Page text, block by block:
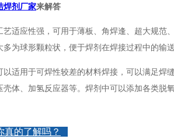
焊剂厂家来解答
适应性强，可用于薄板、角焊逢、超大规
多为球形颗粒状，便于焊剂在焊接过程中的输送
适用于可焊性较差的材料焊接，可以满足
体、加氢反应器等。焊剂中可以添加各类
真的了解吗？